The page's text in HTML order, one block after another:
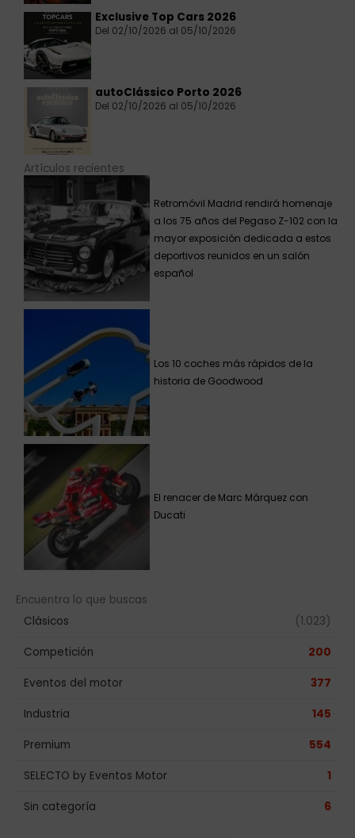
Exclusive Top Cars 2026
Del 02/10/2026 al 05/10/2026
autoClássico Porto 2026
Del 02/10/2026 al 05/10/2026
Artículos recientes
Retromóvil Madrid rendirá homenaje
a los 75 años del Pegaso Z-102 con la
mayor exposición dedicada a estos
deportivos reunidos en un salón
español
Los 10 coches más rápidos de la
historia de Goodwood
El renacer de Marc Márquez con
Ducati
Encuentra lo que buscas
Clásicos
(1.023)
Competición 200
Eventos del motor 377
Industria 145
Premium 554
SELECTO by Eventos Motor 1
Sin categoría 6